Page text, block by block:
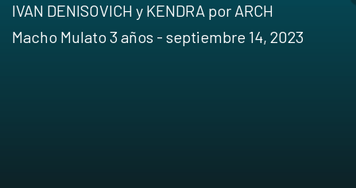
IVAN DENISOVICH y KENDRA por ARCH
Macho Mulato 3 años - septiembre 14, 2023